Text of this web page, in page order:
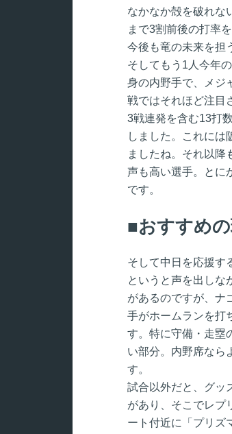
なかなか殻を破れな
まで3割前後の打率
今後も竜の未来を担
そしてもう1人今年
身の内野手で、メジ
戦ではそれほど注目
3戦連発を含む13打
しました。これには
ましたね。それ以降
声も高い選手。とに
です。
おすすめ
そして中日を応援す
というと声を出しな
があるのですが、ナ
手がホームランを打
す。特に守備・走塁
い部分。内野席なら
す。
試合以外だと、グッ
があり、そこでレプ
ート付近に「プリズ